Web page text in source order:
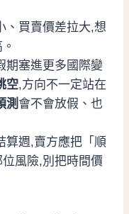
、買賣價差拉大,想
期塞進更多國際變
空,方向不一定站在
測 會不會放假、也
算週,賣方應把「順
風險,別把時間價